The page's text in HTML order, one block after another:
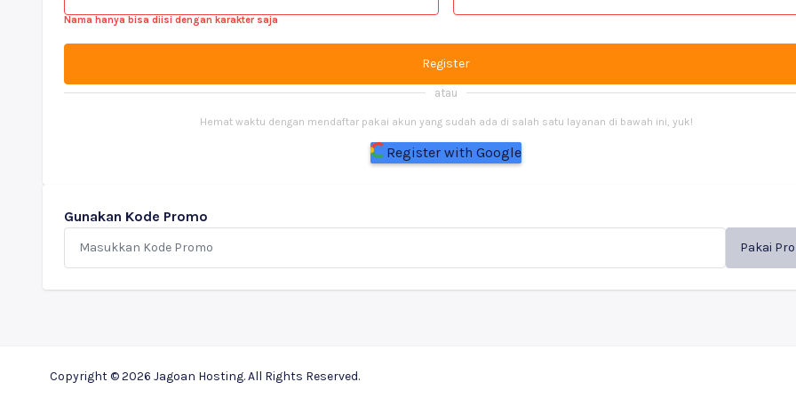
Nama hanya bisa diisi dengan karakter saja
Register
atau
Hemat waktu dengan mendaftar pakai akun yang sudah ada di salah satu layanan di bawah ini, yuk!
Register with Google
Gunakan Kode Promo
Pakai
Copyright © 2026 Jagoan Hosting. All Rights Reserved.